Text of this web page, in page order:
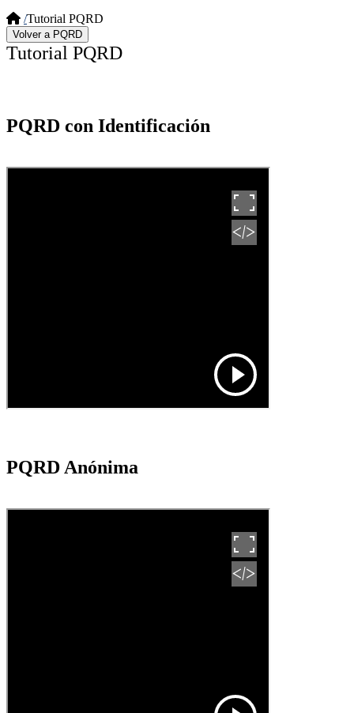
/Tutorial PQRD
​​Tutorial PQRD
PQRD con Identificación
​PQ​RD Anónima